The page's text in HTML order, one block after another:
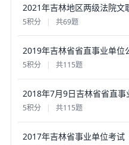
5积分 | 共69题
5积分 | 共115题
5积分 | 共115题